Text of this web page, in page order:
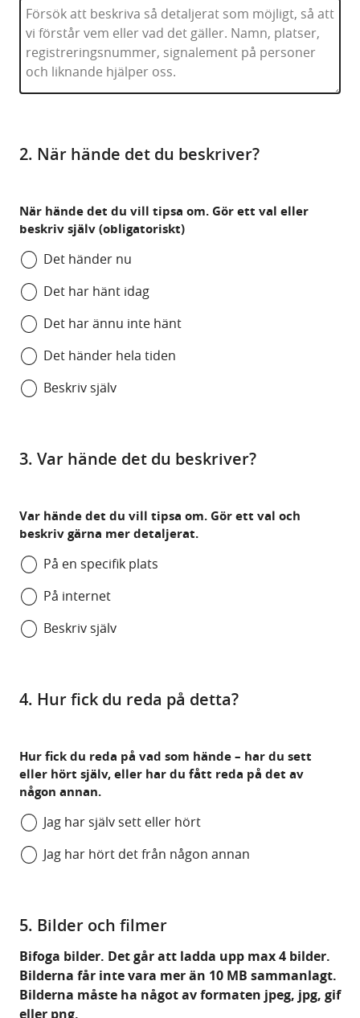
2. När hände det du beskriver?
Det händer nu
Det har hänt idag
Det har ännu inte hänt
Det händer hela tiden
Beskriv själv
När hände det du vill tipsa om. Gör ett val eller
beskriv själv (obligatoriskt)
3. Var hände det du beskriver?
På en specifik plats
På internet
Beskriv själv
Var hände det du vill tipsa om. Gör ett val och
beskriv gärna mer detaljerat.
4. Hur fick du reda på detta?
Jag har själv sett eller hört
Jag har hört det från någon annan
Hur fick du reda på vad som hände – har du sett
eller hört själv, eller har du fått reda på det av
någon annan.
5. Bilder och filmer
Bifoga bilder. Det går att ladda upp max 4 bilder.
Bilderna får inte vara mer än 10 MB sammanlagt.
Bilderna måste ha något av formaten jpeg, jpg, gif
eller png.